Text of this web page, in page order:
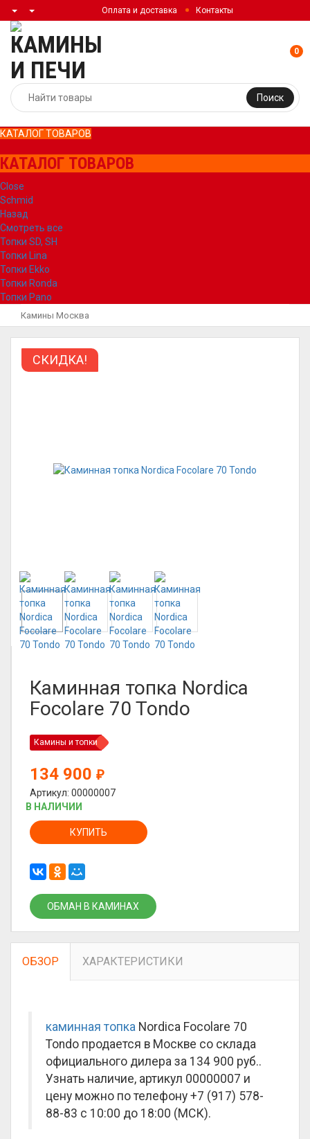
Оплата и доставка Контакты
Поиск
0
КАТАЛОГ ТОВАРОВ
КАТАЛОГ ТОВАРОВ
Close
Schmid
Назад
Смотреть все
Топки SD, SH
Топки Lina
Топки Ekko
Топки Ronda
Топки Pano
Камины Москва
СКИДКА!
Каминная топка Nordica
Focolare 70 Tondo
Камины и топки
134 900 ₽
Артикул: 00000007
В НАЛИЧИИ
КУПИТЬ
ОБМАН В КАМИНАХ
ОБЗОР ХАРАКТЕРИСТИКИ
каминная топка Nordica Focolare 70
Tondo продается в Москве со склада
официального дилера за 134 900 руб..
Узнать наличие, артикул 00000007 и
цену можно по телефону +7 (917) 578-
88-83 с 10:00 до 18:00 (МСК).